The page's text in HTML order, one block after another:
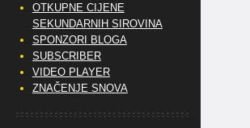
OTKUPNE CIJENE
SEKUNDARNIH SIROVINA
SPONZORI BLOGA
SUBSCRIBER
VIDEO PLAYER
ZNAČENJE SNOVA